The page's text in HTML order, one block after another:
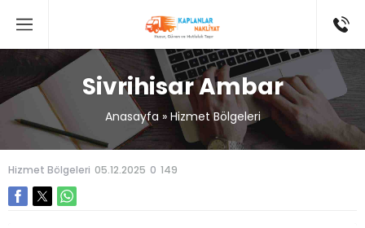
Sivrihisar Ambar
Anasayfa » Hizmet Bölgeleri
Hizmet Bölgeleri 05.12.2025 0 149